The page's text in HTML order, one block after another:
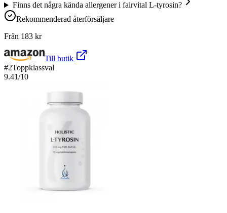
Finns det några kända allergener i fairvital L-tyrosin?
Rekommenderad återförsäljare
Från 183 kr
Till butik
#2Toppklassval
9.41/10